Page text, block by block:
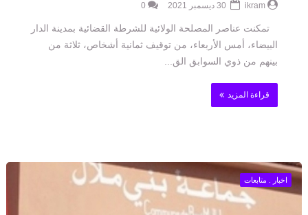
ikram
0
تمكنت عناصر المصلحة الولائية للشرطة القضائية بمدينة الدار
البيضاء، أمس الأربعاء، من توقيف ثمانية أشخاص، ثلاثة من
بينهم من ذوي السوابق الق...
قراءة المزيد
اخبار . متابعات